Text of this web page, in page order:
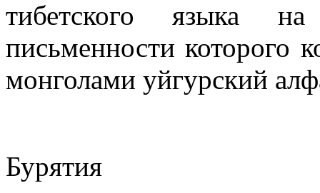
тибетского языка
письменности которого
монголами уйгурский
Бурятия